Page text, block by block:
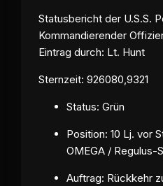
Statusbericht der U.S.S.
Kommandierender
Eintrag durch: Lt. Hunt
Sternzeit: 926080,9321
Status: Grün
Position: 10 Lj. vor
OMEGA / Regulus-
Auftrag: Rückkehr